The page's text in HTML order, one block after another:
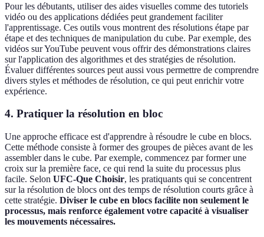
Pour les débutants, utiliser des aides visuelles comme des tutoriels
vidéo ou des applications dédiées peut grandement faciliter
l'apprentissage. Ces outils vous montrent des résolutions étape par
étape et des techniques de manipulation du cube. Par exemple, des
vidéos sur YouTube peuvent vous offrir des démonstrations claires
sur l'application des algorithmes et des stratégies de résolution.
Évaluer différentes sources peut aussi vous permettre de comprendre
divers styles et méthodes de résolution, ce qui peut enrichir votre
expérience.
4. Pratiquer la résolution en bloc
Une approche efficace est d'apprendre à résoudre le cube en blocs.
Cette méthode consiste à former des groupes de pièces avant de les
assembler dans le cube. Par exemple, commencez par former une
croix sur la première face, ce qui rend la suite du processus plus
facile. Selon UFC-Que Choisir, les pratiquants qui se concentrent
sur la résolution de blocs ont des temps de résolution courts grâce à
cette stratégie. Diviser le cube en blocs facilite non seulement le
processus, mais renforce également votre capacité à visualiser
les mouvements nécessaires.